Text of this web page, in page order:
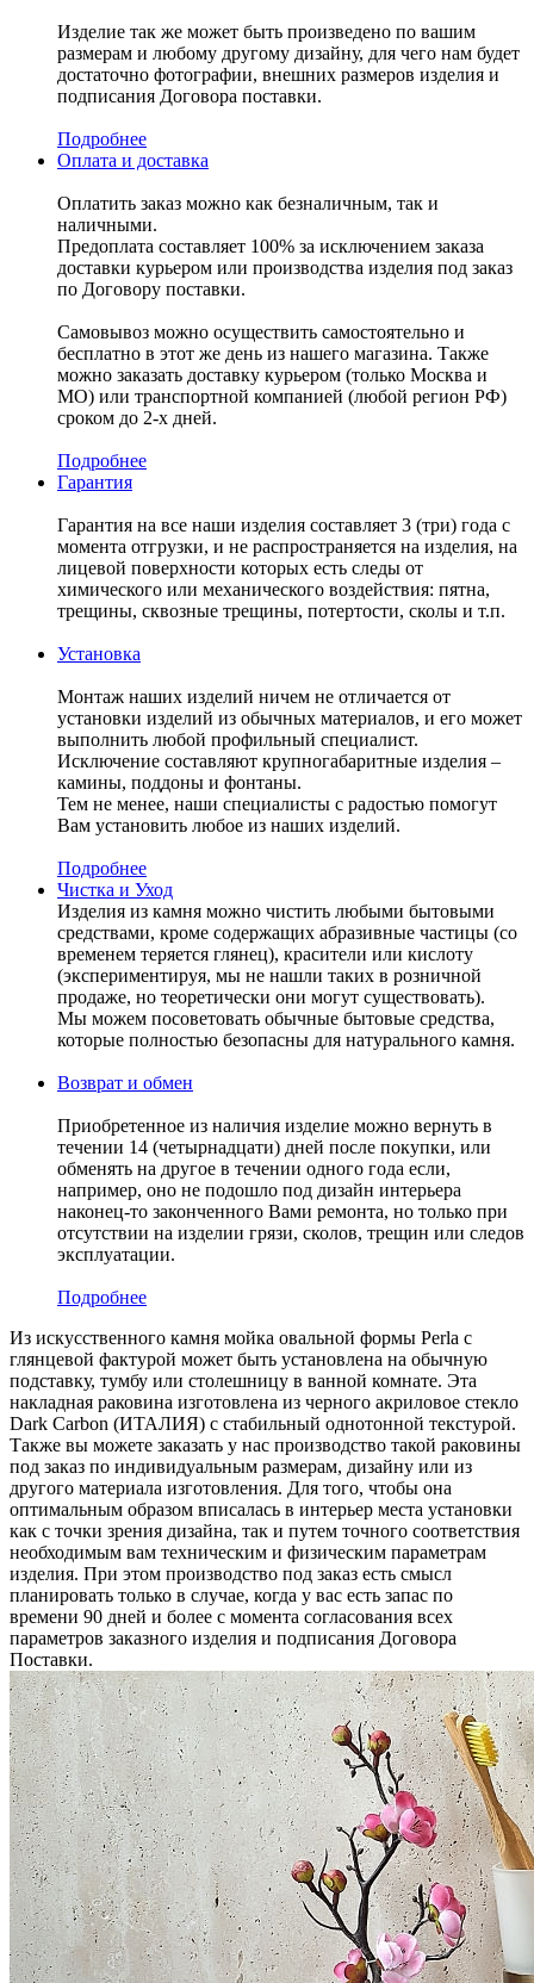
Изделие так же может быть произведено по вашим
размерам и любому другому дизайну, для чего нам будет
достаточно фотографии, внешних размеров изделия и
подписания Договора поставки.
Подробнее
Оплата и доставка
Оплатить заказ можно как безналичным, так и
наличными.
Предоплата составляет 100% за исключением заказа
доставки курьером или производства изделия под заказ
по Договору поставки.
Самовывоз можно осуществить самостоятельно и
бесплатно в этот же день из нашего магазина. Также
можно заказать доставку курьером (только Москва и
МО) или транспортной компанией (любой регион РФ)
сроком до 2-х дней.
Подробнее
Гарантия
Гарантия на все наши изделия составляет 3 (три) года с
момента отгрузки, и не распространяется на изделия, на
лицевой поверхности которых есть следы от
химического или механического воздействия: пятна,
трещины, сквозные трещины, потертости, сколы и т.п.
Установка
Монтаж наших изделий ничем не отличается от
установки изделий из обычных материалов, и его может
выполнить любой профильный специалист.
Исключение составляют крупногабаритные изделия –
камины, поддоны и фонтаны.
Тем не менее, наши специалисты с радостью помогут
Вам установить любое из наших изделий.
Подробнее
Чистка и Уход
Изделия из камня можно чистить любыми бытовыми
средствами, кроме содержащих абразивные частицы (со
временем теряется глянец), красители или кислоту
(экспериментируя, мы не нашли таких в розничной
продаже, но теоретически они могут существовать).
Мы можем посоветовать обычные бытовые средства,
которые полностью безопасны для натурального камня.
Возврат и обмен
Приобретенное из наличия изделие можно вернуть в
течении 14 (четырнадцати) дней после покупки, или
обменять на другое в течении одного года если,
например, оно не подошло под дизайн интерьера
наконец-то законченного Вами ремонта, но только при
отсутствии на изделии грязи, сколов, трещин или следов
эксплуатации.
Подробнее
Из искусственного камня мойка овальной формы Perla с
глянцевой фактурой может быть установлена на обычную
подставку, тумбу или столешницу в ванной комнате. Эта
накладная раковина изготовлена из черного акриловое стекло
Dark Carbon (ИТАЛИЯ) c стабильный однотонной текстурой.
Также вы можете заказать у нас производство такой раковины
под заказ по индивидуальным размерам, дизайну или из
другого материала изготовления. Для того, чтобы она
оптимальным образом вписалась в интерьер места установки
как с точки зрения дизайна, так и путем точного соответствия
необходимым вам техническим и физическим параметрам
изделия. При этом производство под заказ есть смысл
планировать только в случае, когда у вас есть запас по
времени 90 дней и более с момента согласования всех
параметров заказного изделия и подписания Договора
Поставки.